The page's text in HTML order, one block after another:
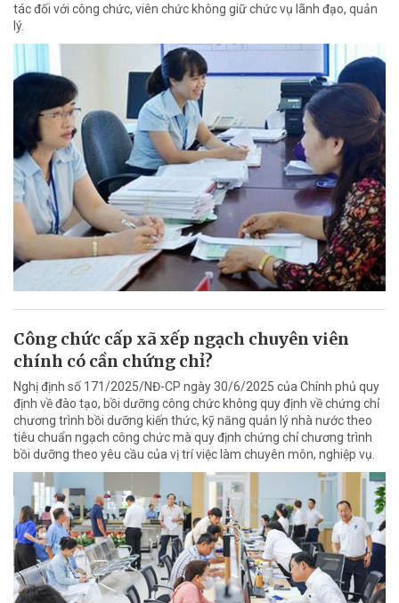
tác đối với công chức, viên chức không giữ chức vụ lãnh đạo, quản
lý.
Công chức cấp xã xếp ngạch chuyên viên
chính có cần chứng chỉ?
Nghị định số 171/2025/NĐ-CP ngày 30/6/2025 của Chính phủ quy
định về đào tạo, bồi dưỡng công chức không quy định về chứng chỉ
chương trình bồi dưỡng kiến thức, kỹ năng quản lý nhà nước theo
tiêu chuẩn ngạch công chức mà quy định chứng chỉ chương trình
bồi dưỡng theo yêu cầu của vị trí việc làm chuyên môn, nghiệp vụ.